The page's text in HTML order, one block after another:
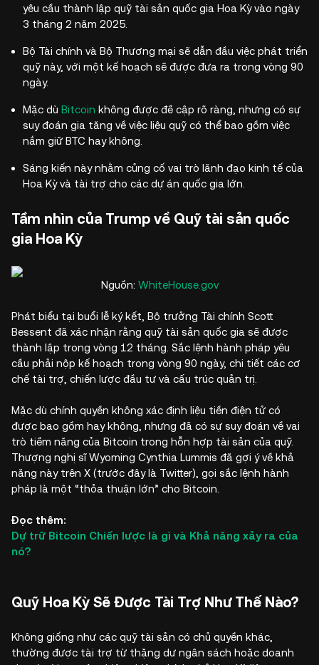
yêu cầu thành lập quỹ tài sản quốc gia Hoa Kỳ vào ngày
3 tháng 2 năm 2025.
Bộ Tài chính và Bộ Thương mại sẽ dẫn đầu việc phát triển
quỹ này, với một kế hoạch sẽ được đưa ra trong vòng 90
ngày.
Mặc dù Bitcoin không được đề cập rõ ràng, nhưng có sự
suy đoán gia tăng về việc liệu quỹ có thể bao gồm việc
nắm giữ BTC hay không.
Sáng kiến này nhằm củng cố vai trò lãnh đạo kinh tế của
Hoa Kỳ và tài trợ cho các dự án quốc gia lớn.
Tầm nhìn của Trump về Quỹ tài sản quốc
gia Hoa Kỳ
Nguồn: WhiteHouse.gov
Phát biểu tại buổi lễ ký kết, Bộ trưởng Tài chính Scott
Bessent đã xác nhận rằng quỹ tài sản quốc gia sẽ được
thành lập trong vòng 12 tháng. Sắc lệnh hành pháp yêu
cầu phải nộp kế hoạch trong vòng 90 ngày, chi tiết các cơ
chế tài trợ, chiến lược đầu tư và cấu trúc quản trị.
Mặc dù chính quyền không xác định liệu tiền điện tử có
được bao gồm hay không, nhưng đã có sự suy đoán về vai
trò tiềm năng của Bitcoin trong hỗn hợp tài sản của quỹ.
Thượng nghị sĩ Wyoming Cynthia Lummis đã gợi ý về khả
năng này trên X (trước đây là Twitter), gọi sắc lệnh hành
pháp là một “thỏa thuận lớn” cho Bitcoin.
Đọc thêm:
Dự trữ Bitcoin Chiến lược là gì và Khả năng xảy ra của
nó?
Quỹ Hoa Kỳ Sẽ Được Tài Trợ Như Thế Nào?
Không giống như các quỹ tài sản có chủ quyền khác,
thường được tài trợ từ thặng dư ngân sách hoặc doanh